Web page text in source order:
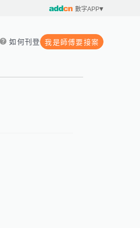
數字APP
如何刊登 我是師傅要接案